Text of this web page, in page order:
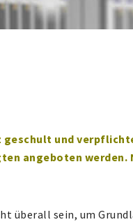
und
angeboten werden.
überall sein, um